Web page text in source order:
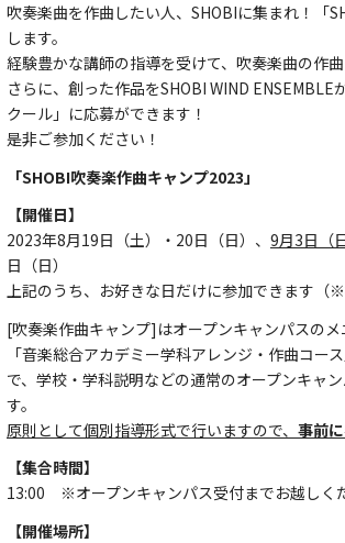
吹奏楽曲を作曲したい人、SHOBIに集まれ！「
します。
経験豊かな講師の指導を受けて、吹奏楽曲の作
さらに、創った作品をSHOBI WIND
クール」に応募ができます！
是非ご参加ください！
「SHOBI吹奏楽作曲キャンプ2023」
【開催日】
2023年8月19日（土）・20日（日）、 9月3日（日
日（日）
上記のうち、お好きな日だけに参加できます（
[吹奏楽作曲キャンプ]はオープンキャンパスの
「音楽総合アカデミー学科アレンジ・作曲コー
で、学校・学科説明などの通常のオープンキャ
す。
原則として個別指導形式で行いますので、 事前
【集合時間】
13:00 ※オープンキャンパス受付までお越しく
【開催場所】